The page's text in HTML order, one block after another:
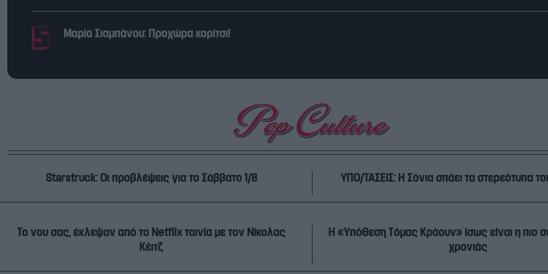
Μαρία Σιαμπάνου: Προχώρα κορίτσι!
Starstruck: Οι προβλέψεις για το Σάββατο 1/8 ΥΠΟ/ΤΑΣΕΙΣ: Η Σόνια σπάει τα στερεότυπα
Το νου σας, έκλεψαν από το Netflix ταινία με τον Νίκολας
Κέιτζ
Η «Υπόθεση Τόμας Κράουν» ίσως είναι η πιο
χρονιάς